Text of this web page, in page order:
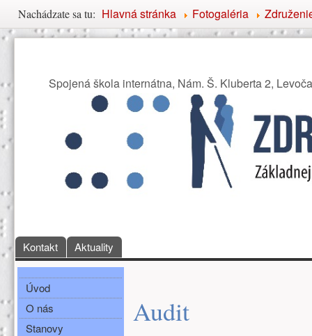
Nachádzate sa tu
Nachádzate sa tu: Hlavná stránka Fotogaléria
Združenie priateľov
Spojená škola internátna, Nám. Š. Kluberta 2, Levoča
Hlavné menu
Kontakt Aktuality
Bočné menu
Úvod
O nás
Stanovy
Audit